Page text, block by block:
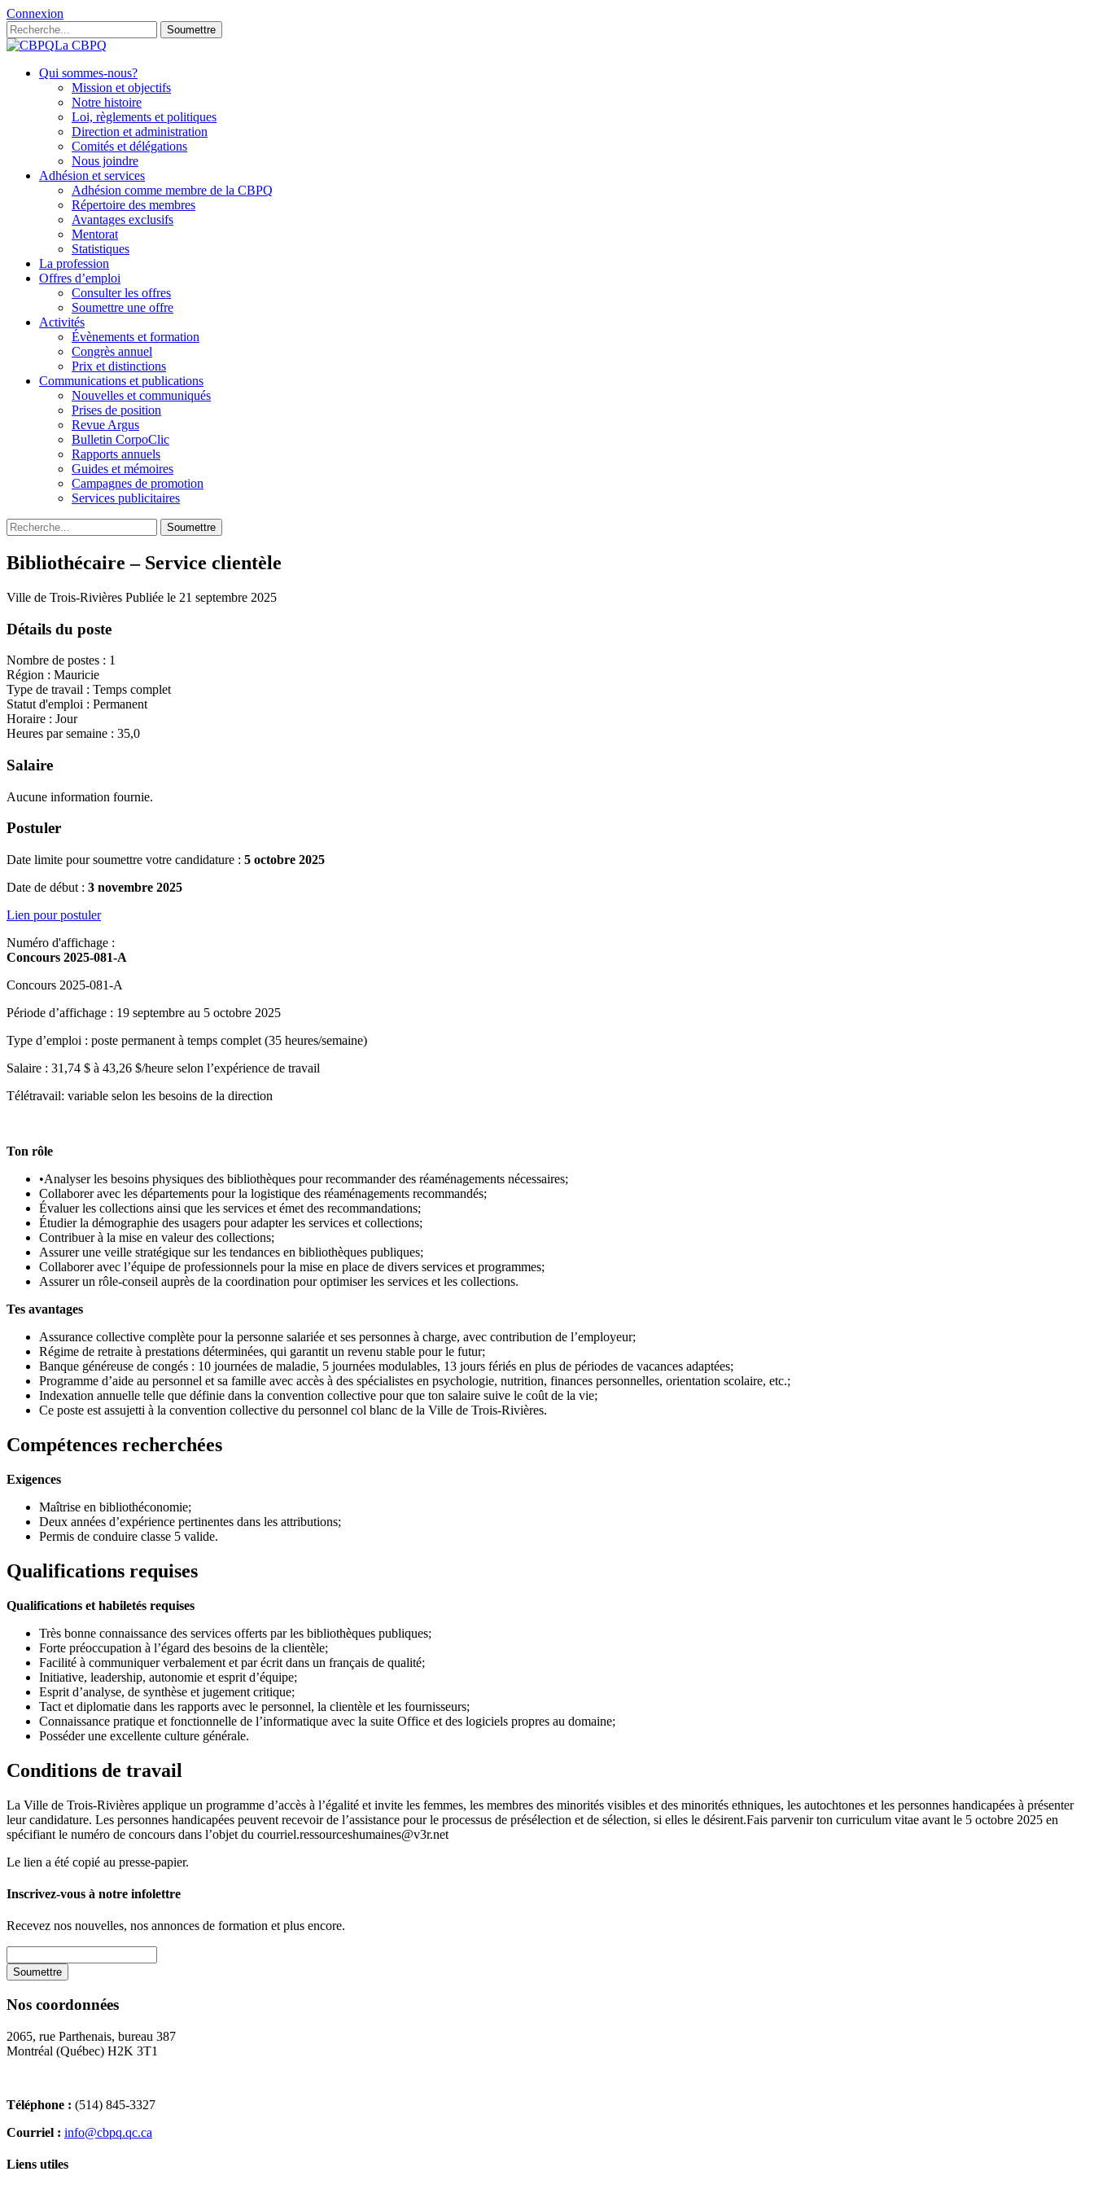
Connexion
Soumettre
La CBPQ
Qui sommes-nous?
Mission et objectifs
Notre histoire
Loi, règlements et politiques
Direction et administration
Comités et délégations
Nous joindre
Adhésion et services
Adhésion comme membre de la CBPQ
Répertoire des membres
Avantages exclusifs
Mentorat
Statistiques
La profession
Offres d’emploi
Consulter les offres
Soumettre une offre
Activités
Évènements et formation
Congrès annuel
Prix et distinctions
Communications et publications
Nouvelles et communiqués
Prises de position
Revue Argus
Bulletin CorpoClic
Rapports annuels
Guides et mémoires
Campagnes de promotion
Services publicitaires
Soumettre
Bibliothécaire – Service clientèle
Ville de Trois-Rivières Publiée le 21 septembre 2025
Détails du poste
Nombre de postes : 1
Région : Mauricie
Type de travail : Temps complet
Statut d'emploi : Permanent
Horaire : Jour
Heures par semaine : 35,0
Salaire
Aucune information fournie.
Postuler
Date limite pour soumettre votre candidature : 5 octobre 2025
Date de début : 3 novembre 2025
Lien pour postuler
Numéro d'affichage :
Concours 2025-081-A
Concours 2025-081-A
Période d’affichage : 19 septembre au 5 octobre 2025
Type d’emploi : poste permanent à temps complet (35 heures/semaine)
Salaire : 31,74 $ à 43,26 $/heure selon l’expérience de travail
Télétravail: variable selon les besoins de la direction
Ton rôle
•Analyser les besoins physiques des bibliothèques pour recommander des réaménagements nécessaires;
Collaborer avec les départements pour la logistique des réaménagements recommandés;
Évaluer les collections ainsi que les services et émet des recommandations;
Étudier la démographie des usagers pour adapter les services et collections;
Contribuer à la mise en valeur des collections;
Assurer une veille stratégique sur les tendances en bibliothèques publiques;
Collaborer avec l’équipe de professionnels pour la mise en place de divers services et programmes;
Assurer un rôle-conseil auprès de la coordination pour optimiser les services et les collections.
Tes avantages
Assurance collective complète pour la personne salariée et ses personnes à charge, avec contribution de l’employeur;
Régime de retraite à prestations déterminées, qui garantit un revenu stable pour le futur;
Banque généreuse de congés : 10 journées de maladie, 5 journées modulables, 13 jours fériés en plus de périodes de vacances adaptées;
Programme d’aide au personnel et sa famille avec accès à des spécialistes en psychologie, nutrition, finances personnelles, orientation scolaire, etc.;
Indexation annuelle telle que définie dans la convention collective pour que ton salaire suive le coût de la vie;
Ce poste est assujetti à la convention collective du personnel col blanc de la Ville de Trois-Rivières.
Compétences recherchées
Exigences
Maîtrise en bibliothéconomie;
Deux années d’expérience pertinentes dans les attributions;
Permis de conduire classe 5 valide.
Qualifications requises
Qualifications et habiletés requises
Très bonne connaissance des services offerts par les bibliothèques publiques;
Forte préoccupation à l’égard des besoins de la clientèle;
Facilité à communiquer verbalement et par écrit dans un français de qualité;
Initiative, leadership, autonomie et esprit d’équipe;
Esprit d’analyse, de synthèse et jugement critique;
Tact et diplomatie dans les rapports avec le personnel, la clientèle et les fournisseurs;
Connaissance pratique et fonctionnelle de l’informatique avec la suite Office et des logiciels propres au domaine;
Posséder une excellente culture générale.
Conditions de travail
La Ville de Trois-Rivières applique un programme d’accès à l’égalité et invite les femmes, les membres des minorités visibles et des minorités ethniques, les autochtones et les personnes handicapées à présenter
leur candidature. Les personnes handicapées peuvent recevoir de l’assistance pour le processus de présélection et de sélection, si elles le désirent.Fais parvenir ton curriculum vitae avant le 5 octobre 2025 en
spécifiant le numéro de concours dans l’objet du courriel.ressourceshumaines@v3r.net
Le lien a été copié au presse-papier.
Inscrivez-vous à notre infolettre
Recevez nos nouvelles, nos annonces de formation et plus encore.
Nos coordonnées
2065, rue Parthenais, bureau 387
Montréal (Québec) H2K 3T1
Téléphone : (514) 845-3327
Courriel : info@cbpq.qc.ca
Liens utiles